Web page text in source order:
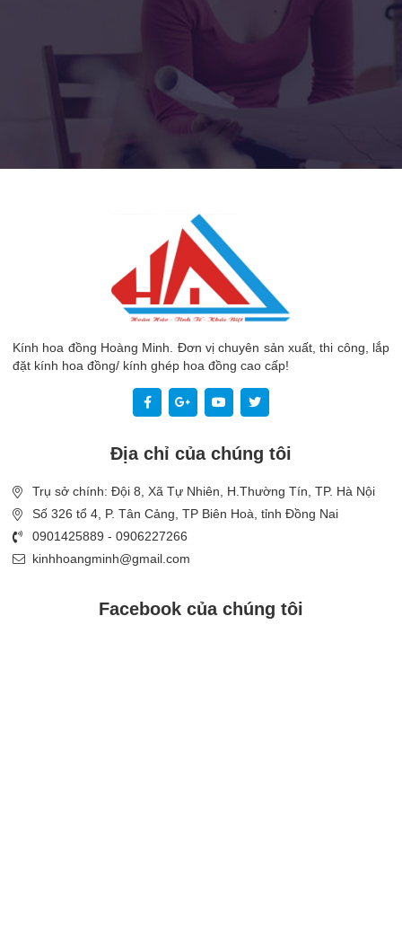
Kính hoa đồng Hoàng Minh. Đơn vị chuyên sản xuất, thi công, lắp
đặt kính hoa đồng/ kính ghép hoa đồng cao cấp!
Địa chỉ của chúng tôi
Trụ sở chính: Đội 8, Xã Tự Nhiên, H.Thường Tín, TP. Hà Nội
Số 326 tổ 4, P. Tân Cảng, TP Biên Hoà, tỉnh Đồng Nai
0901425889 - 0906227266
kinhhoangminh@gmail.com
Facebook của chúng tôi